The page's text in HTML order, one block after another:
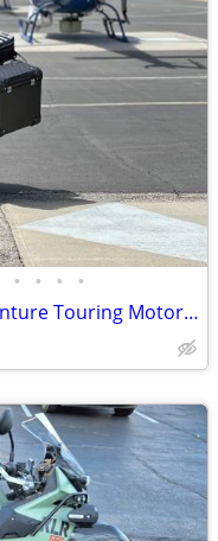
• • • •
Yamaha Super Tenere 1200 Adventure Touring Motorcycle — Shaft Drive, ABS, Crui